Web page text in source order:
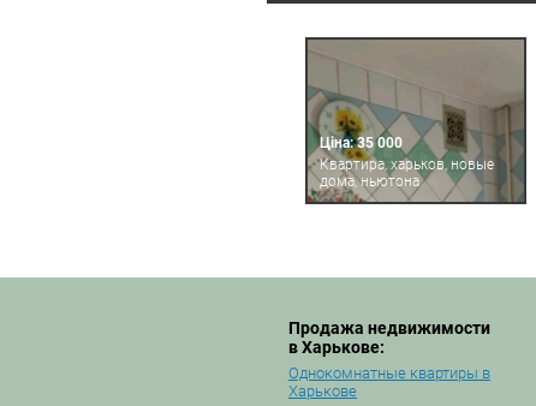
Ціна: 35 000
Квартира, харьков, новые
дома, ньютона
Продажа недвижимости
в Харькове:
Однокомнатные квартиры в
Харькове